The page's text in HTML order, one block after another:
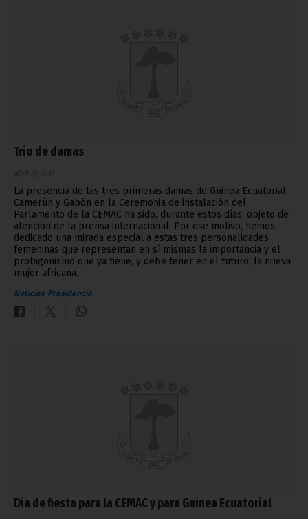
Trío de damas
abril 21, 2010
La presencia de las tres primeras damas de Guinea Ecuatorial,
Camerún y Gabón en la Ceremonia de instalación del
Parlamento de la CEMAC ha sido, durante estos días, objeto de
atención de la prensa internacional. Por ese motivo, hemos
dedicado una mirada especial a estas tres personalidades
femeninas que representan en sí mismas la importancia y el
protagonismo que ya tiene, y debe tener en el futuro, la nueva
mujer africana.
Noticias Presidencia
Día de fiesta para la CEMAC y para Guinea Ecuatorial